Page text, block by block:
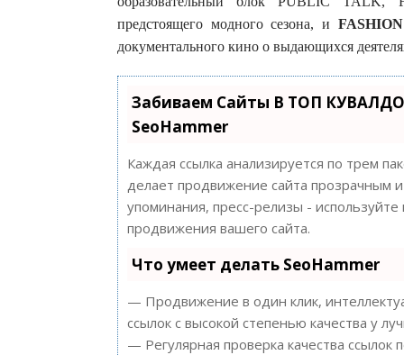
предстоящего модного сезона, и
документального кино о выдающихся
Забиваем Сайты В ТОП
SeoHammer
Каждая ссылка анализируется по трем
делает продвижение сайта прозрачным
упоминания, пресс-релизы -
продвижения вашего сайта.
Что умеет делать SeoHammer
— Продвижение в один клик,
ссылок с высокой степенью качества у
— Регулярная проверка качества